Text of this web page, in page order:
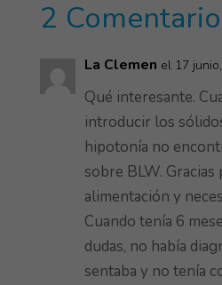
p
p
ok
2
La Clemen el 17
Qué interesante.
introducir los
hipotonía no
sobre BLW.
alimentación y
Cuando tenía 6
dudas, no había
sentaba y no tenía